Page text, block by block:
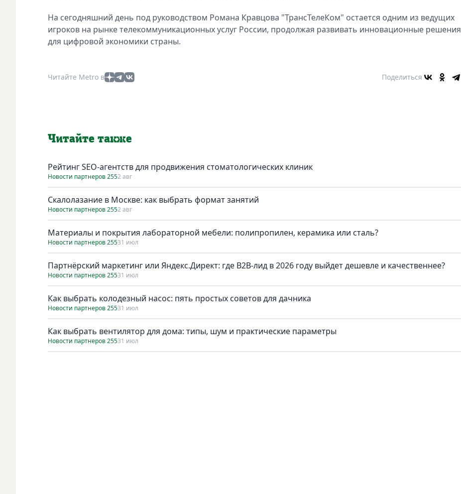
На сегодняшний день под руководством Романа Кравцова "ТрансТелеКом" остается одним из ведущих
игроков на рынке телекоммуникационных услуг России, продолжая развивать инновационные решения
для цифровой экономики страны.
Читайте Metro в Поделиться
Читайте также
Рейтинг SEO-агентств для продвижения стоматологических клиник
Новости партнеров 2552 авг
Скалолазание в Москве: как выбрать формат занятий
Новости партнеров 2552 авг
Материалы и покрытия лабораторной мебели: полипропилен, керамика или сталь?
Новости партнеров 25531 июл
Партнёрский маркетинг или Яндекс.Директ: где B2B-лид в 2026 году выйдет дешевле и качественнее?
Новости партнеров 25531 июл
Как выбрать колодезный насос: пять простых советов для дачника
Новости партнеров 25531 июл
Как выбрать вентилятор для дома: типы, шум и практические параметры
Новости партнеров 25531 июл